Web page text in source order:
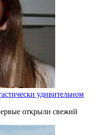
удивительном
открыли свежий